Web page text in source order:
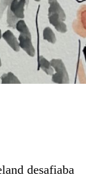
desafiaba